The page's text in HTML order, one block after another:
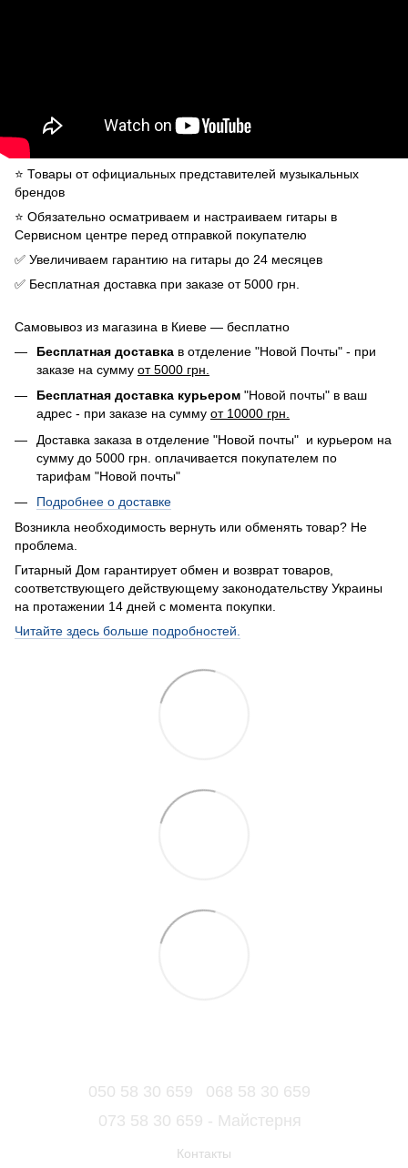
⭐️ Товары от официальных представителей музыкальных
брендов
⭐️ Обязательно осматриваем и настраиваем гитары в
Сервисном центре перед отправкой покупателю
✅ Увеличиваем гарантию на гитары до 24 месяцев
✅ Бесплатная доставка при заказе от 5000 грн.
Самовывоз из магазина в Киеве — бесплатно
Бесплатная доставка в отделение "Новой Почты" - при
заказе на сумму от 5000 грн.
Бесплатная доставка курьером "Новой почты" в ваш
адрес - при заказе на сумму от 10000 грн.
Доставка заказа в отделение "Новой почты" и курьером на
сумму до 5000 грн. оплачивается покупателем по
тарифам "Новой почты"
Подробнее о доставке
Возникла необходимость вернуть или обменять товар? Не
проблема.
Гитарный Дом гарантирует обмен и возврат товаров,
соответствующего действующему законодательству Украины
на протажении 14 дней с момента покупки.
Читайте здесь больше подробностей.
050 58 30 659
068 58 30 659
073 58 30 659 - Майстерня
Контакты